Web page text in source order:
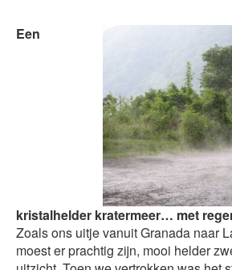
Een
kristalhelder kratermeer… met
Zoals ons uitje vanuit Granada naar
moest er prachtig zijn, mooi helder